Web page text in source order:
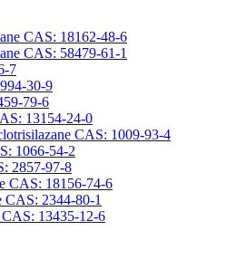
CAS: 18162-48-6
CAS: 58479-61-1
7
30-9
79-6
13154-24-0
CAS: 1009-93-4
1066-54-2
2857-97-8
CAS: 18156-74-6
CAS: 2344-80-1
13435-12-6